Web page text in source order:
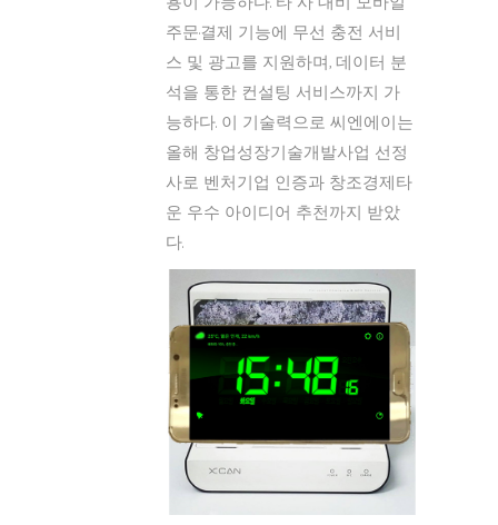
주문·결제 기능에 무선 충전 서비
스 및 광고를 지원하며, 데이터 분
석을 통한 컨설팅 서비스까지 가
능하다. 이 기술력으로 씨엔에이는
올해 창업성장기술개발사업 선정
사로 벤처기업 인증과 창조경제타
운 우수 아이디어 추천까지 받았
다.